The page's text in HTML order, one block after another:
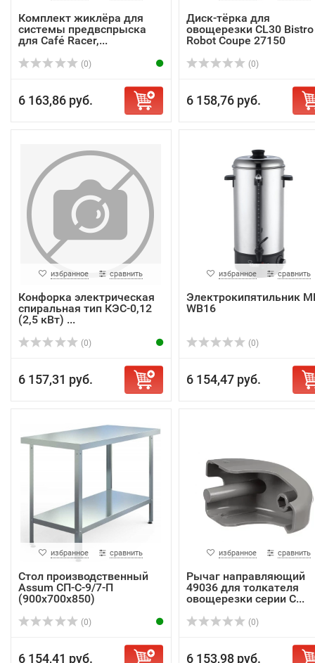
Комплект жиклёра для
системы предвспрыска
для Café Racer,...
(0)
6 163,86 руб.
Диск-тёрка для
овощерезки CL30 Bistro
Robot Coupe 27150
(0)
6 158,76 руб.
избранное сравнить
Конфорка электрическая
спиральная тип КЭС-0,12
(2,5 кВт) ...
(0)
6 157,31 руб.
избранное сравнить
Электрокипятильник
WB16
(0)
6 154,47 руб.
избранное сравнить
Стол производственный
Assum СП-С-9/7-П
(900х700х850)
(0)
6 154,41 руб.
избранное сравнить
Рычаг направляющий
49036 для толкателя
овощерезки серии C...
(0)
6 153,98 руб.